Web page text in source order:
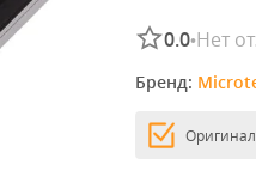
0.0•Нет
Бренд: